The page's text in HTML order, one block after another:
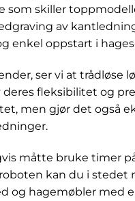
skiller
av
enkel oppstart i
ser vi at trådløse
fleksibilitet og
men gjør det også
måtte bruke timer
kan du i
og hagemøbler med